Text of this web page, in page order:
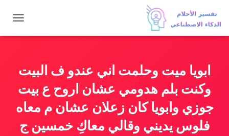
ب
ت
ق
ابويا ميت وحلمت اني عندو ف البيت
وكنت بلم هدومي عشان اروح ع بيت
جوزي وابويا كان زعلان عشان م معاه
فلوس يديني وقالي معاكِ خمسين ج